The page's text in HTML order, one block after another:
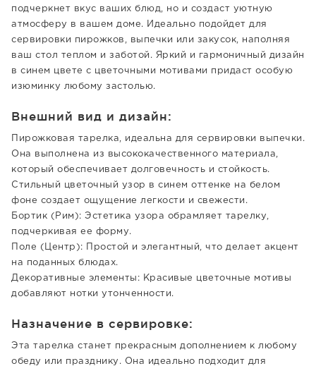
подчеркнет вкус ваших блюд, но и создаст уютную
атмосферу в вашем доме. Идеально подойдет для
сервировки пирожков, выпечки или закусок, наполняя
ваш стол теплом и заботой. Яркий и гармоничный дизайн
в синем цвете с цветочными мотивами придаст особую
изюминку любому застолью.
Внешний вид и дизайн:
Пирожковая тарелка, идеальна для сервировки выпечки.
Она выполнена из высококачественного материала,
который обеспечивает долговечность и стойкость.
Стильный цветочный узор в синем оттенке на белом
фоне создает ощущение легкости и свежести.
Бортик (Рим): Эстетика узора обрамляет тарелку,
подчеркивая ее форму.
Поле (Центр): Простой и элегантный, что делает акцент
на поданных блюдах.
Декоративные элементы: Красивые цветочные мотивы
добавляют нотки утонченности.
Назначение в сервировке:
Эта тарелка станет прекрасным дополнением к любому
обеду или празднику. Она идеально подходит для